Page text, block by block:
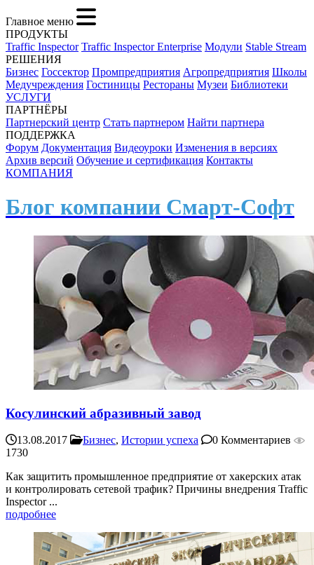
Главное меню
ПРОДУКТЫ
Traffic Inspector Traffic Inspector Enterprise Модули Stable Stream
РЕШЕНИЯ
Бизнес Госсектор Промпредприятия Агропредприятия Школы
Медучреждения Гостиницы Рестораны Музеи Библиотеки
УСЛУГИ
ПАРТНЁРЫ
Партнерский центр Стать партнером Найти партнера
ПОДДЕРЖКА
Форум Документация Видеоуроки Изменения в версиях
Архив версий Обучение и сертификация Контакты
КОМПАНИЯ
Блог компании Смарт-Софт
Косулинский абразивный завод
13.08.2017 Бизнес, Истории успеха
0 Комментариев
1730
Как защитить промышленное предприятие от хакерских атак
и контролировать сетевой трафик? Причины внедрения Traffic
Inspector ...
подробнее